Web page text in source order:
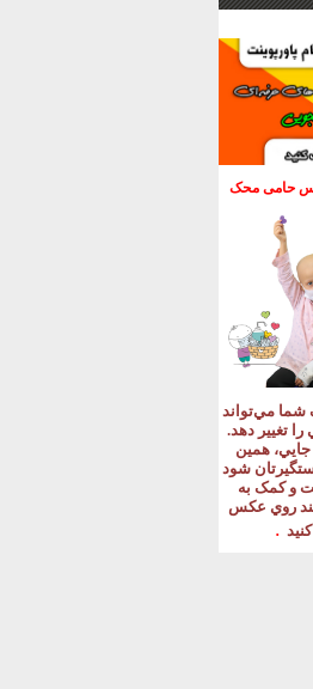
حامی محک
مي‌تواند
تغيير دهد.
همين
شود
و کمک به
روي عکس
.